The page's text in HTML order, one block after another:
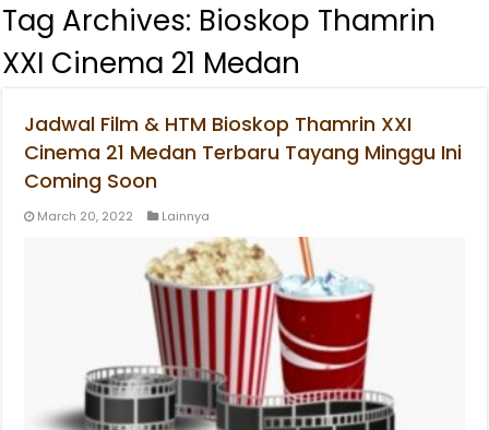
Tag Archives: Bioskop Thamrin
XXI Cinema 21 Medan
Jadwal Film & HTM Bioskop Thamrin XXI
Cinema 21 Medan Terbaru Tayang Minggu Ini
Coming Soon
March 20, 2022 Lainnya